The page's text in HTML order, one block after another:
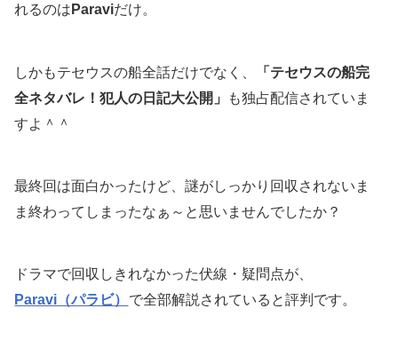
れるのは Paraviだけ。
しかもテセウスの船全話だけでなく、
「テセウスの船完
全ネタバレ！犯人の日記大公開」
も独占配信されていま
すよ＾＾
最終回は面白かったけど、謎がしっかり回収されないま
ま終わってしまったなぁ～と思いませんでしたか？
ドラマで回収しきれなかった伏線・疑問点が、
Paravi（パラビ） で全部解説されていると評判です。